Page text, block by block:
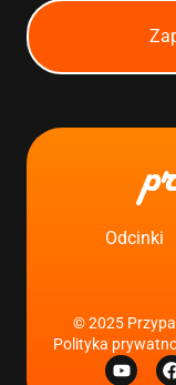
Odcinki
© 2025
Polityka